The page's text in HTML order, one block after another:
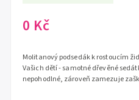
0 Kč
Molitanový podsedák k rostoucím
Vašich dětí - samotné dřevěné
nepohodlné, zároveň zamezuje